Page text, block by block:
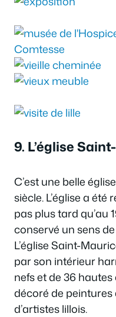
9. L’église
C’est une belle
siècle. L’église a
pas plus tard qu’au
conservé un sens
L’église Saint-
par son intérieur
nefs et de 36
décoré de peintures
d’artistes lillois.